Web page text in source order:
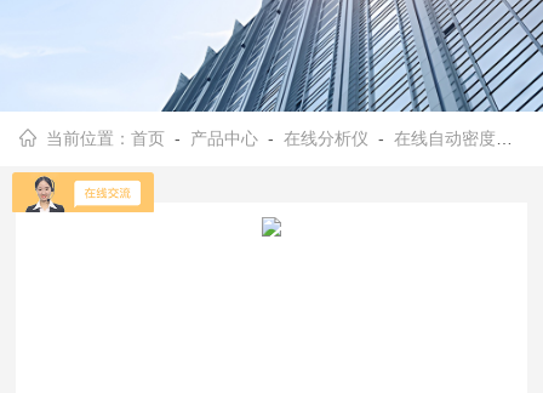
当前位置：首页 - 产品中心 -在线分析仪 -在线自动密度计